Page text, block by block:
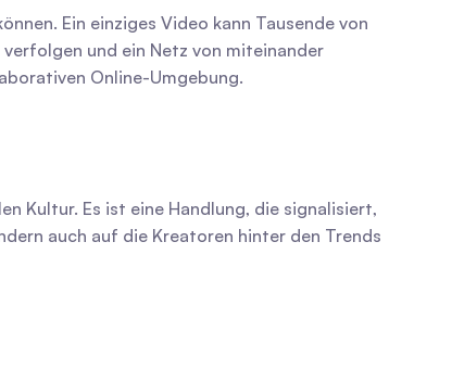
Ein einziges Video kann Tausende von
und ein Netz von miteinander
Online-Umgebung.
Kultur. Es ist eine Handlung, die signalisiert,
auch auf die Kreatoren hinter den Trends